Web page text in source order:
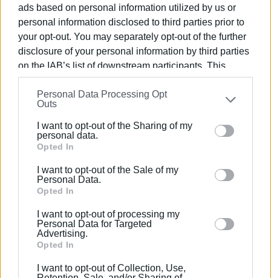
ads based on personal information utilized by us or
personal information disclosed to third parties prior to
your opt-out. You may separately opt-out of the further
disclosure of your personal information by third parties
on the IAB’s list of downstream participants. This
information may also be disclosed by us to third parties
on theIAB’s List of Downstream Participants
that may
further disclose it to other third parties.
Please note that this website/app uses one or more
Google services and may gather and store information
behaviour. You may click to grant or deny consent to
Google and its third-party tags to use your data for
section.
Personal Data Processing Opt
Outs
I want to opt-out of the Sharing of my
personal data.
Opted In
I want to opt-out of the Sale of my
Personal Data.
Opted In
I want to opt-out of processing my
Personal Data for Targeted
Advertising.
Opted In
I want to opt-out of Collection, Use,
Με το που ακούστηκε η κόρνα της λήξης, εκατοντάδες
φίλαθλοι του Ολυμπιακού στο νησί ξεχύθηκαν στους